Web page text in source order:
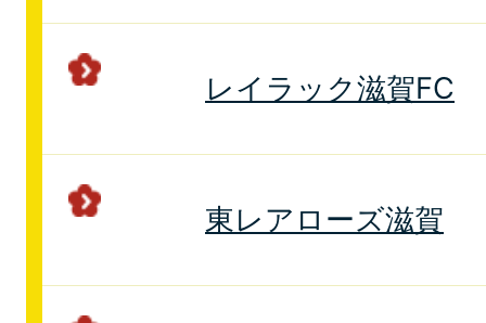
レイラック滋賀FC
東レアローズ滋賀